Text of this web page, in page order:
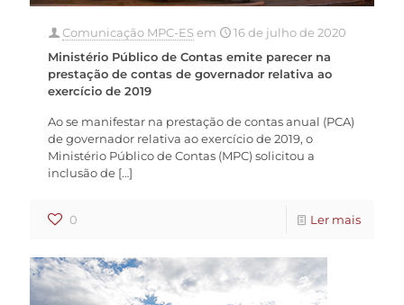
Comunicação MPC-ESem
16 de julho de 2020
Ministério Público de Contas emite parecer na
prestação de contas de governador relativa ao
exercício de 2019
Ao se manifestar na prestação de contas anual (PCA)
de governador relativa ao exercício de 2019, o
Ministério Público de Contas (MPC) solicitou a
inclusão de […]
0 Ler mais